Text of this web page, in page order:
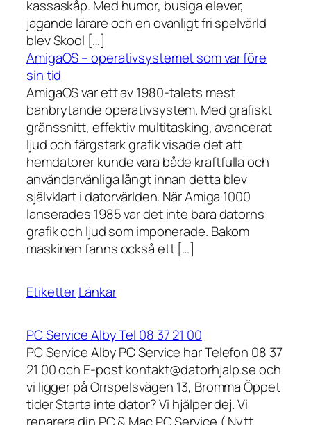
kassaskåp. Med humor, busiga elever,
jagande lärare och en ovanligt fri spelvärld
blev Skool […]
AmigaOS – operativsystemet som var före
sin tid
AmigaOS var ett av 1980-talets mest
banbrytande operativsystem. Med grafiskt
gränssnitt, effektiv multitasking, avancerat
ljud och färgstark grafik visade det att
hemdatorer kunde vara både kraftfulla och
användarvänliga långt innan detta blev
självklart i datorvärlden. När Amiga 1000
lanserades 1985 var det inte bara datorns
grafik och ljud som imponerade. Bakom
maskinen fanns också ett […]
EtiketterLänkar
PC Service Alby Tel 08 37 21 00
PC Service Alby PC Service har Telefon 08 37
21 00 och E-post kontakt@datorhjalp.se och
vi ligger på Orrspelsvägen 13, Bromma Öppet
tider Starta inte dator? Vi hjälper dej. Vi